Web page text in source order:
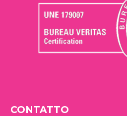
CONTATTO